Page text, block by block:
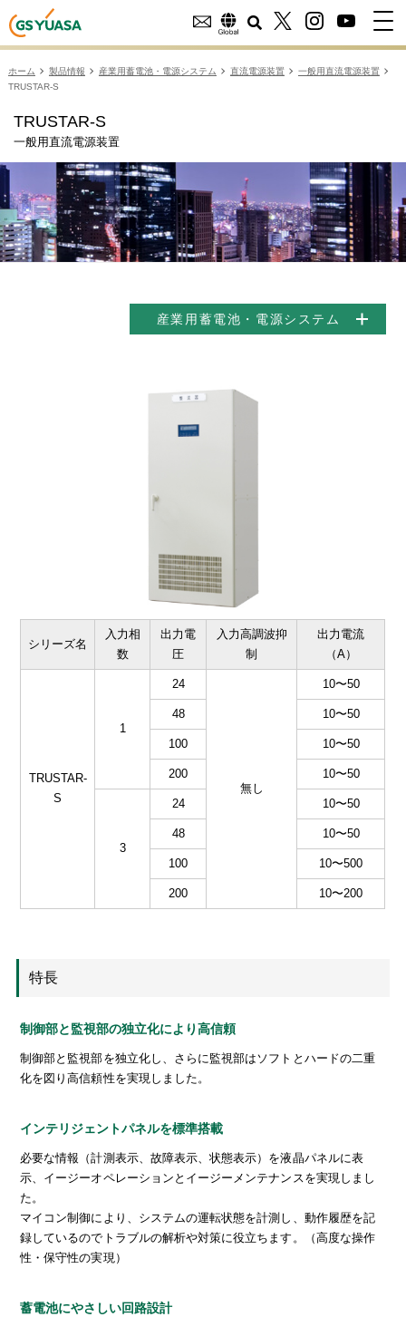
ホーム 製品情報 産業用蓄電池・電源システム 直流電源装置
一般用直流電源装置
TRUSTAR-S
TRUSTAR-S
一般用直流電源装置
産業用蓄電池・電源システム
シリーズ名
入力相
数
出力電
圧
入力高調波抑
制
出力電流
（A）
TRUSTAR-
S
1
24
無し
10〜50
48 10〜50
100 10〜50
200 10〜50
3
24 10〜50
48 10〜50
100 10〜500
200 10〜200
特長
制御部と監視部の独立化により高信頼
制御部と監視部を独立化し、さらに監視部はソフトとハードの二重
化を図り高信頼性を実現しました。
インテリジェントパネルを標準搭載
必要な情報（計測表示、故障表示、状態表示）を液晶パネルに表
示、イージーオペレーションとイージーメンテナンスを実現しまし
た。
マイコン制御により、システムの運転状態を計測し、動作履歴を記
録しているのでトラブルの解析や対策に役立ちます。（高度な操作
性・保守性の実現）
蓄電池にやさしい回路設計